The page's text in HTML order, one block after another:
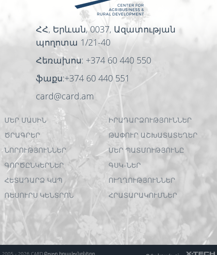
ՀՀ, Երևան, 0037, Ազատության
պողոտա 1/21-40
Հեռախոս: +374 60 440 550
ֆաքս:+374 60 440 551
card@card.am
ՄԵՐ ՄԱՍԻՆ
ԻՐԱԴԱՐՁՈՒԹՅՈՒՆՆԵՐ
ԾՐԱԳՐԵՐ
ԹԱՓՈՒՐ ԱՇԽԱՏԱՏԵՂԵՐ
ՆՈՐՈՒԹՅՈՒՆՆԵՐ
ՄԵՐ ՊԱՏՄՈՒԹՅՈՒՆԸ
ԳՈՐԾԸՆԿԵՐՆԵՐ
ԳՍԿ-ՆԵՐ
ՀԵՏԱԴԱՐՁ ԿԱՊ
ՈՒՂՂՈՒԹՅՈՒՆՆԵՐ
ՌԵՍՈՒՐՍ ԿԵՆՏՐՈՆ
ՀՐԱՏԱՐԱԿՈՒՄՆԵՐ